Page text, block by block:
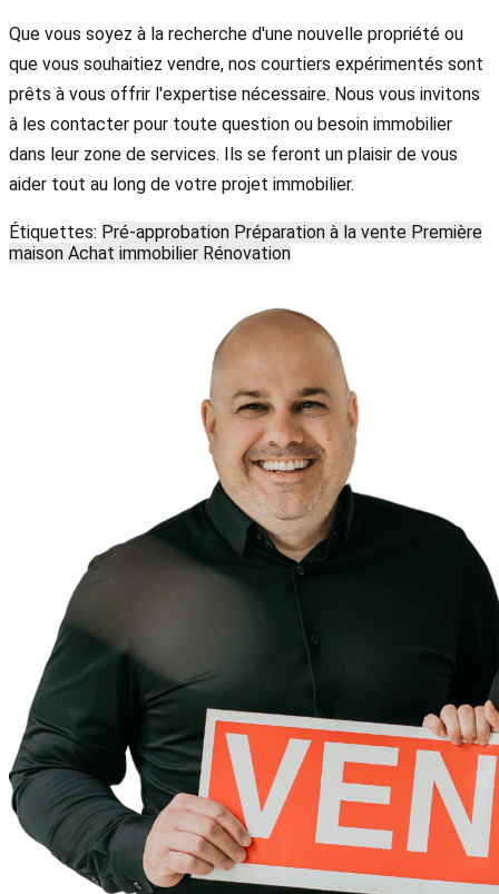
Que vous soyez à la recherche d'une nouvelle propriété ou
que vous souhaitiez vendre, nos courtiers expérimentés sont
prêts à vous offrir l'expertise nécessaire. Nous vous invitons
à les contacter pour toute question ou besoin immobilier
dans leur zone de services. Ils se feront un plaisir de vous
aider tout au long de votre projet immobilier.
Étiquettes: Pré-approbation Préparation à la vente Première
maison Achat immobilier Rénovation